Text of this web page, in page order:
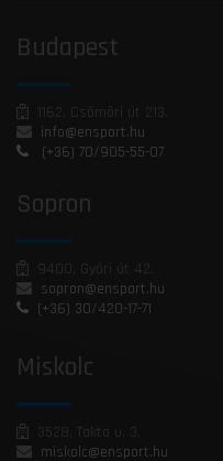
Budapest
1162, Csömöri út 213.
info@ensport.hu
(+36) 70/905-55-07
Sopron
9400, Győri út 42.
sopron@ensport.hu
(+36) 30/420-17-71
Miskolc
3528, Takta u. 3.
miskolc@ensport.hu